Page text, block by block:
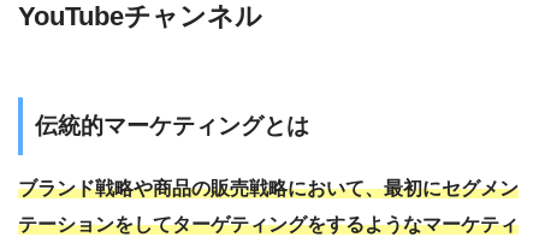
YouTubeチャンネル
伝統的マーケティングとは
ブランド戦略や商品の販売戦略において、最初にセグメン
テーションをしてターゲティングをするようなマーケティ